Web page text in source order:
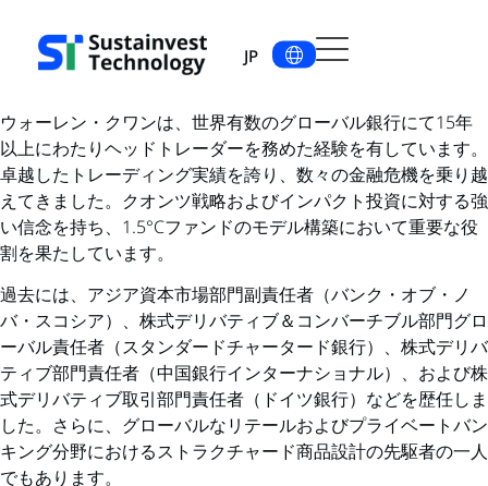
JP
ウォーレン・クワンは、世界有数のグローバル銀行にて15年
以上にわたりヘッドトレーダーを務めた経験を有しています。
卓越したトレーディング実績を誇り、数々の金融危機を乗り越
えてきました。クオンツ戦略およびインパクト投資に対する強
い信念を持ち、1.5°Cファンドのモデル構築において重要な役
割を果たしています。
過去には、アジア資本市場部門副責任者（バンク・オブ・ノ
バ・スコシア）、株式デリバティブ＆コンバーチブル部門グロ
ーバル責任者（スタンダードチャータード銀行）、株式デリバ
ティブ部門責任者（中国銀行インターナショナル）、および株
式デリバティブ取引部門責任者（ドイツ銀行）などを歴任しま
した。さらに、グローバルなリテールおよびプライベートバン
キング分野におけるストラクチャード商品設計の先駆者の一人
でもあります。